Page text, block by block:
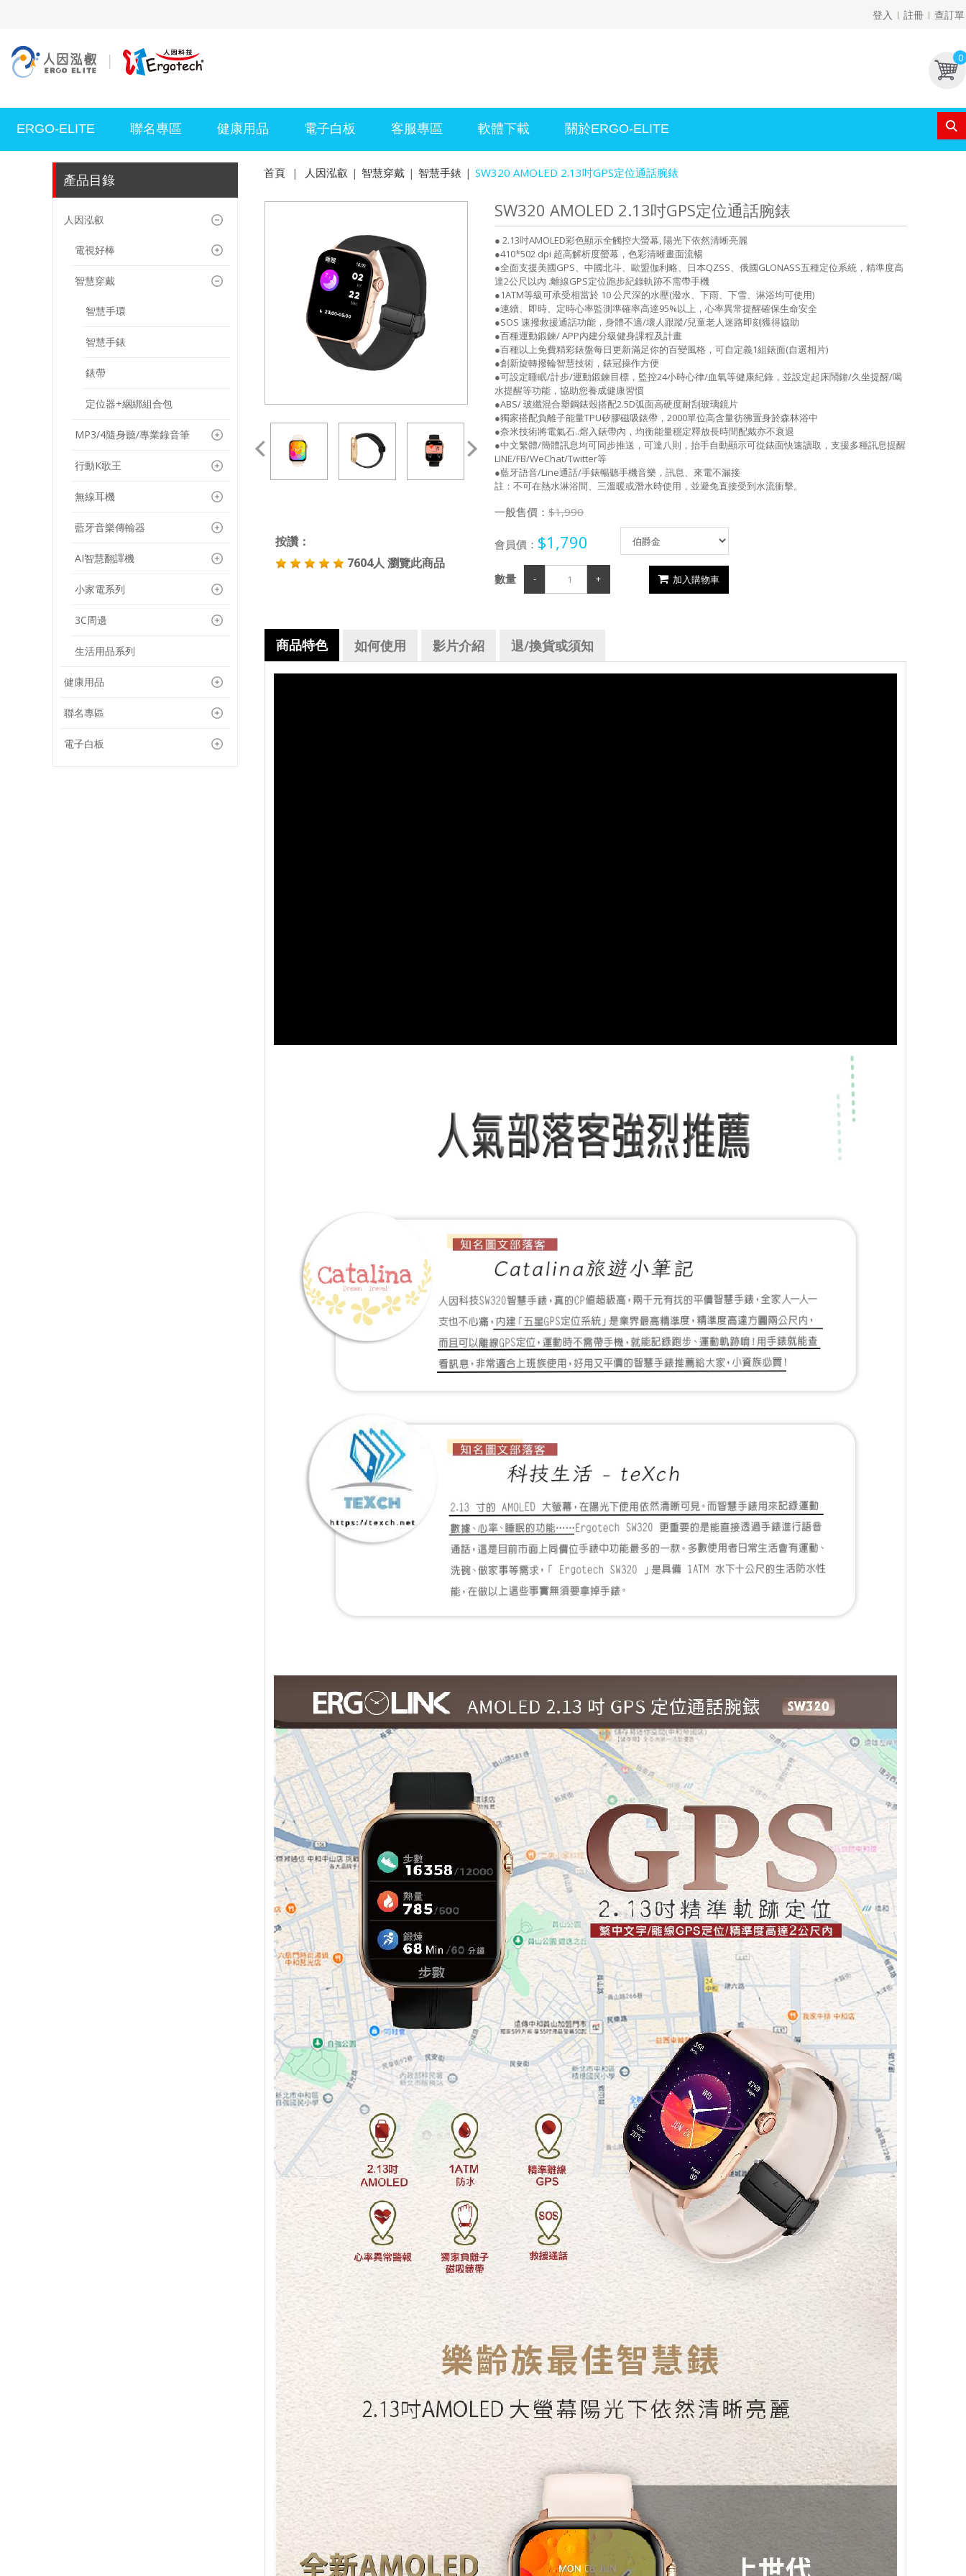
登入 註冊 查訂單
0
ERGO-ELITE 聯名專區 健康用品 電子白板 客服專區 軟體下載 關於ERGO-ELITE
首頁 | 人因泓叡 | 智慧穿戴 | 智慧手錶 | SW320 AMOLED 2.13吋GPS定位通話腕錶
按讚：
7604人 瀏覽此商品
SW320 AMOLED 2.13吋GPS定位通話腕錶
● 2.13吋AMOLED彩色顯示全觸控大螢幕, 陽光下依然清晰亮麗
●410*502 dpi 超高解析度螢幕，色彩清晰畫面流暢
●全面支援美國GPS、中國北斗、歐盟伽利略、日本QZSS、俄國GLONASS五種定位系統，精準度高
達2公尺以內 .離線GPS定位跑步紀錄軌跡不需帶手機
●1ATM等級可承受相當於 10 公尺深的水壓(潑水、下雨、下雪、淋浴均可使用)
●連續、即時、定時心率監測準確率高達95%以上，心率異常提醒確保生命安全
●SOS 速撥救援通話功能，身體不適/壞人跟蹤/兒童老人迷路即刻獲得協助
●百種運動鍛鍊/ APP內建分級健身課程及計畫
●百種以上免費精彩錶盤每日更新滿足你的百變風格，可自定義1組錶面(自選相片)
●創新旋轉撥輪智慧技術，錶冠操作方便
●可設定睡眠/計步/運動鍛鍊目標，監控24小時心律/血氧等健康紀錄，並設定起床鬧鐘/久坐提醒/喝
水提醒等功能，協助您養成健康習慣
●ABS/ 玻纖混合塑鋼錶殼搭配2.5D弧面高硬度耐刮玻璃鏡片
●獨家搭配負離子能量TPU矽膠磁吸錶帶，2000單位高含量彷彿置身於森林浴中
●奈米技術將電氣石..熔入錶帶內，均衡能量穩定釋放長時間配戴亦不衰退
●中文繁體/簡體訊息均可同步推送，可達八則，抬手自動顯示可從錶面快速讀取，支援多種訊息提醒
LINE/FB/WeChat/Twitter等
●藍牙語音/Line通話/手錶暢聽手機音樂，訊息、來電不漏接
註：不可在熱水淋浴間、三溫暖或潛水時使用，並避免直接受到水流衝擊。
一般售價： $1,990
會員價： $1,790
數量 - + 加入購物車
商品特色 如何使用 影片介紹 退/換貨或須知
產品目錄
人因泓叡
電視好棒
智慧穿戴
智慧手環
智慧手錶
錶帶
定位器+綑綁組合包
MP3/4隨身聽/專業錄音筆
行動K歌王
無線耳機
藍牙音樂傳輸器
AI智慧翻譯機
小家電系列
3C周邊
生活用品系列
健康用品
聯名專區
電子白板